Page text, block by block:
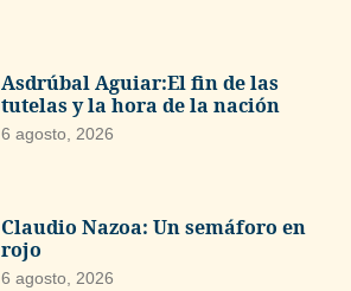
Asdrúbal Aguiar:El fin de las
tutelas y la hora de la nación
6 agosto, 2026
Claudio Nazoa: Un semáforo en
rojo
6 agosto, 2026